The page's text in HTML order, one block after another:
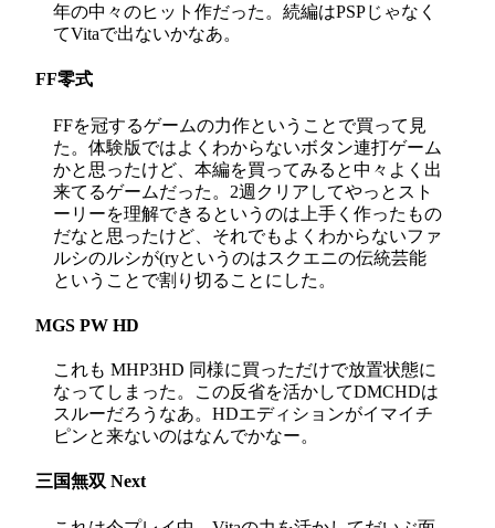
年の中々のヒット作だった。続編はPSPじゃなく
てVitaで出ないかなあ。
FF零式
FFを冠するゲームの力作ということで買って見
た。体験版ではよくわからないボタン連打ゲーム
かと思ったけど、本編を買ってみると中々よく出
来てるゲームだった。2週クリアしてやっとスト
ーリーを理解できるというのは上手く作ったもの
だなと思ったけど、それでもよくわからないファ
ルシのルシが(ryというのはスクエニの伝統芸能
ということで割り切ることにした。
MGS PW HD
これも MHP3HD 同様に買っただけで放置状態に
なってしまった。この反省を活かしてDMCHDは
スルーだろうなあ。HDエディションがイマイチ
ピンと来ないのはなんでかなー。
三国無双 Next